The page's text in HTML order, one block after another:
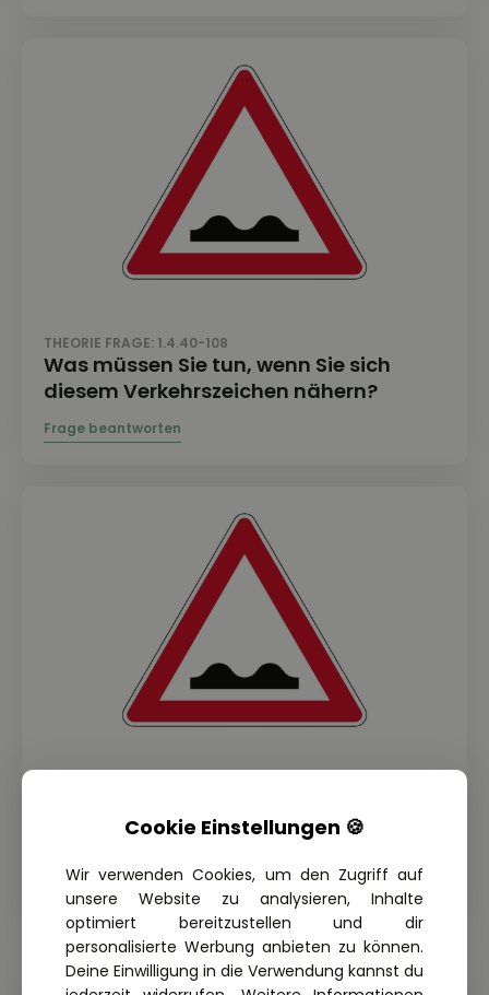
THEORIE FRAGE: 1.4.40-108
Was müssen Sie tun, wenn Sie sich
diesem Verkehrszeichen nähern?
Welche Gefahren können sich durch
Nichtbeachten dieses
Verkehrszeichens ergeben?
Cookie Einstellungen 🍪
Wir verwenden Cookies, um den Zugriff auf
unsere Website zu analysieren, Inhalte
optimiert bereitzustellen und dir
personalisierte Werbung anbieten zu können.
Deine Einwilligung in die Verwendung kannst du